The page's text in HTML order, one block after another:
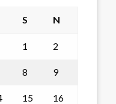
S N
1 2
8 9
15 16